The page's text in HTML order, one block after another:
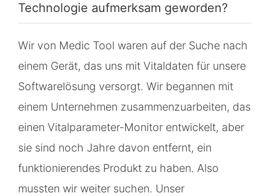
Technologie aufmerksam geworden?
Wir von Medic Tool waren auf der Suche nach
einem Gerät, das uns mit Vitaldaten für unsere
Softwarelösung versorgt. Wir begannen mit
einem Unternehmen zusammenzuarbeiten, das
einen Vitalparameter-Monitor entwickelt, aber
sie sind noch Jahre davon entfernt, ein
funktionierendes Produkt zu haben. Also
mussten wir weiter suchen. Unser